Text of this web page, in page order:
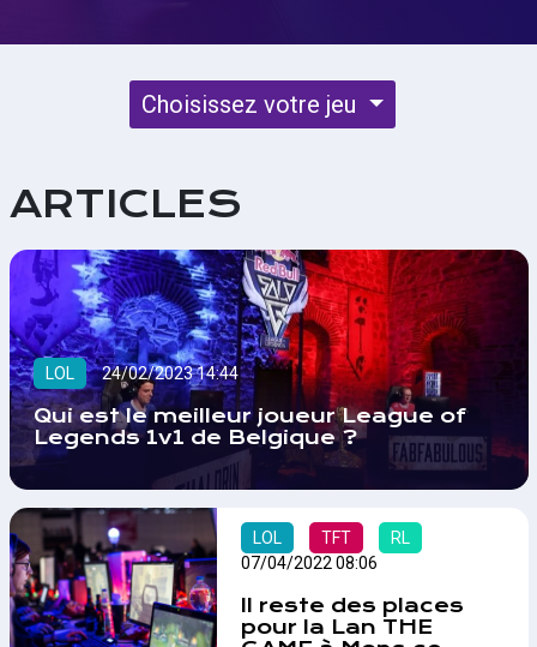
Choisissez votre jeu
ARTICLES
LOL 24/02/2023 14:44
Qui est le meilleur joueur League of
Legends 1v1 de Belgique ?
LOL TFT
RL
07/04/2022 08:06
Il reste des places
pour la Lan THE